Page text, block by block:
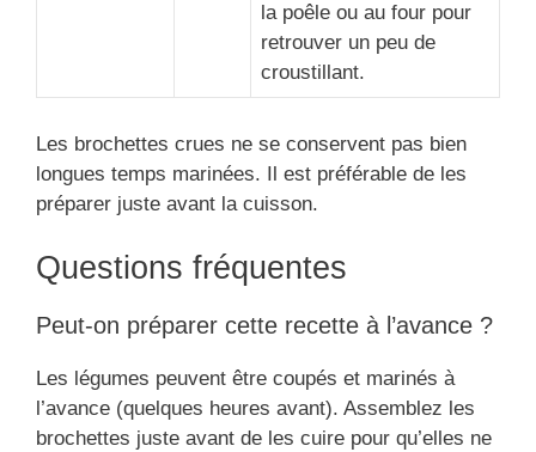
la poêle ou au four pour
retrouver un peu de
croustillant.
Les brochettes crues ne se conservent pas bien
longues temps marinées. Il est préférable de les
préparer juste avant la cuisson.
Questions fréquentes
Peut-on préparer cette recette à l’avance ?
Les légumes peuvent être coupés et marinés à
l’avance (quelques heures avant). Assemblez les
brochettes juste avant de les cuire pour qu’elles ne